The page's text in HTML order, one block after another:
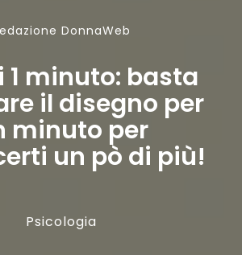
DonnaWeb
1 minuto: basta
il disegno per
minuto per
un pò di più!
Psicologia